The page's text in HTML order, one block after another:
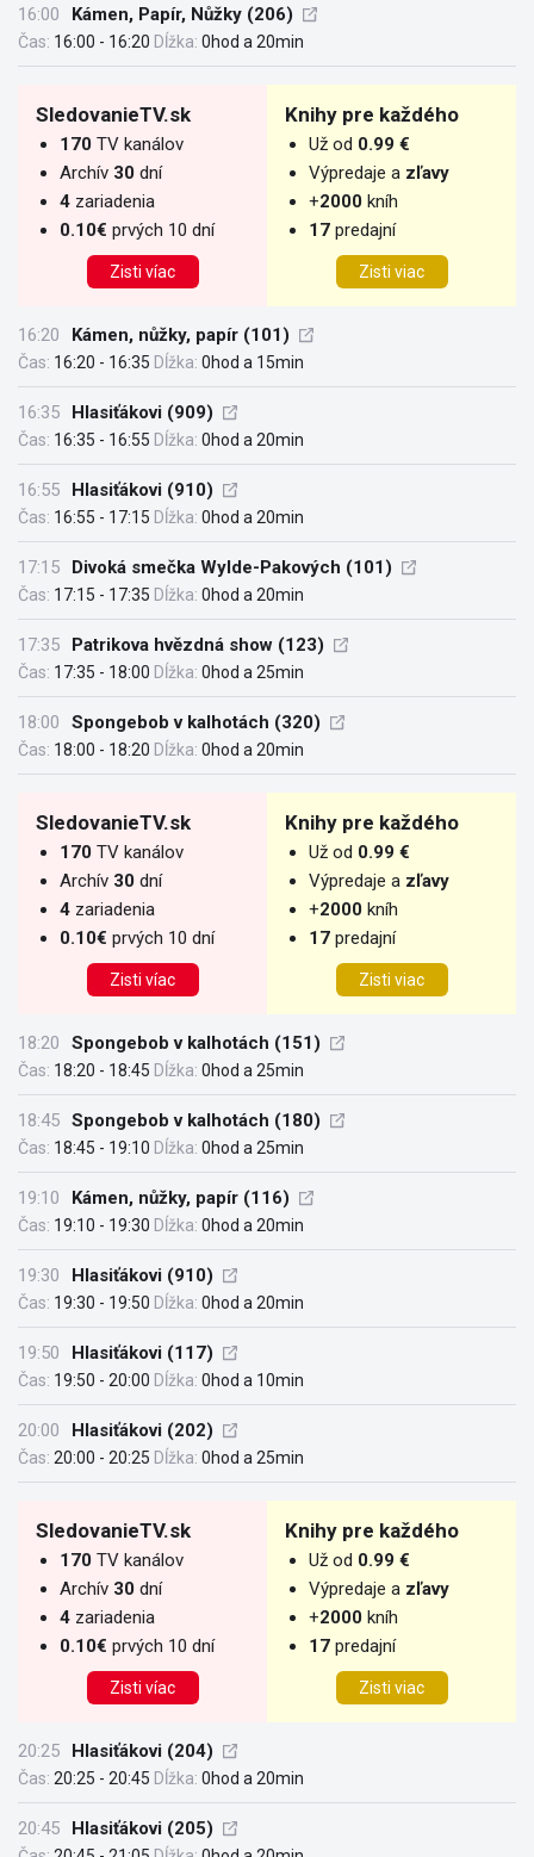
16:00 Kámen, Papír, Nůžky (206)
Čas: 16:00 - 16:20 Dĺžka: 0hod a 20min
SledovanieTV.sk
170 TV kanálov
Archív 30 dní
4 zariadenia
0.10€ prvých 10 dní
Zisti víac
Knihy pre každého
Už od 0.99 €
Výpredaje a zľavy
+2000 kníh
17 predajní
Zisti viac
16:20 Kámen, nůžky, papír (101)
Čas: 16:20 - 16:35 Dĺžka: 0hod a 15min
16:35 Hlasiťákovi (909)
Čas: 16:35 - 16:55 Dĺžka: 0hod a 20min
16:55 Hlasiťákovi (910)
Čas: 16:55 - 17:15 Dĺžka: 0hod a 20min
17:15 Divoká smečka Wylde-Pakových (101)
Čas: 17:15 - 17:35 Dĺžka: 0hod a 20min
17:35 Patrikova hvězdná show (123)
Čas: 17:35 - 18:00 Dĺžka: 0hod a 25min
18:00 Spongebob v kalhotách (320)
Čas: 18:00 - 18:20 Dĺžka: 0hod a 20min
SledovanieTV.sk
170 TV kanálov
Archív 30 dní
4 zariadenia
0.10€ prvých 10 dní
Zisti víac
Knihy pre každého
Už od 0.99 €
Výpredaje a zľavy
+2000 kníh
17 predajní
Zisti viac
18:20 Spongebob v kalhotách (151)
Čas: 18:20 - 18:45 Dĺžka: 0hod a 25min
18:45 Spongebob v kalhotách (180)
Čas: 18:45 - 19:10 Dĺžka: 0hod a 25min
19:10 Kámen, nůžky, papír (116)
Čas: 19:10 - 19:30 Dĺžka: 0hod a 20min
19:30 Hlasiťákovi (910)
Čas: 19:30 - 19:50 Dĺžka: 0hod a 20min
19:50 Hlasiťákovi (117)
Čas: 19:50 - 20:00 Dĺžka: 0hod a 10min
20:00 Hlasiťákovi (202)
Čas: 20:00 - 20:25 Dĺžka: 0hod a 25min
SledovanieTV.sk
170 TV kanálov
Archív 30 dní
4 zariadenia
0.10€ prvých 10 dní
Zisti víac
Knihy pre každého
Už od 0.99 €
Výpredaje a zľavy
+2000 kníh
17 predajní
Zisti viac
20:25 Hlasiťákovi (204)
Čas: 20:25 - 20:45 Dĺžka: 0hod a 20min
20:45 Hlasiťákovi (205)